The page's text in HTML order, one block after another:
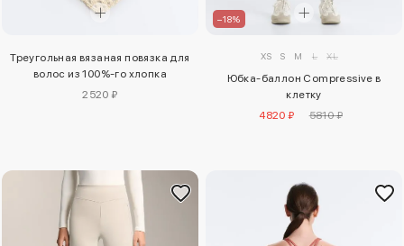
Треугольная вязаная повязка для
волос из 100%-го хлопка
2520 ₽
–18%
XS S M L XL
Юбка-баллон Compressive в
клетку
4820 ₽
5810 ₽